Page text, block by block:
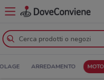
ARREDAMENTO